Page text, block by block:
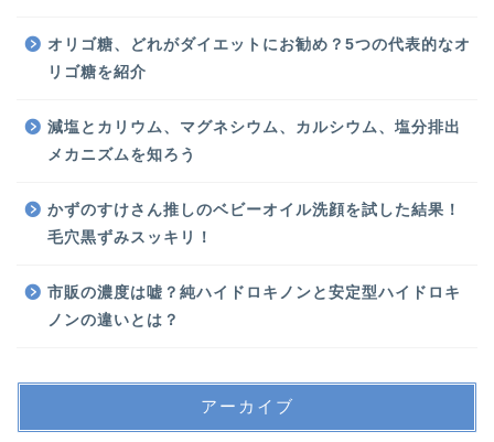
オリゴ糖、どれがダイエットにお勧め？5つの代表的なオ
リゴ糖を紹介
減塩とカリウム、マグネシウム、カルシウム、塩分排出
メカニズムを知ろう
かずのすけさん推しのベビーオイル洗顔を試した結果！
毛穴黒ずみスッキリ！
市販の濃度は嘘？純ハイドロキノンと安定型ハイドロキ
ノンの違いとは？
アーカイブ